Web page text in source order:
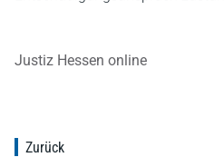
Justiz Hessen online
Zurück